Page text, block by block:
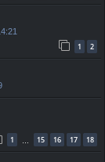
1 2
1 15 16 17 18